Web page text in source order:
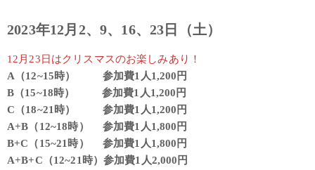
2023年12月 2、9、16、 23日（土）
12月23日はクリスマスのお楽しみあり！
A（12~15時） 参加費1人1,200円
B（15~18時） 参加費1人1,200円
C（18~21時） 参加費1人1,200円
A+B（12~18時） 参加費1人1,800円
B+C（15~21時） 参加費1人1,800円
A+B+C（12~21時）参加費1人2,000円